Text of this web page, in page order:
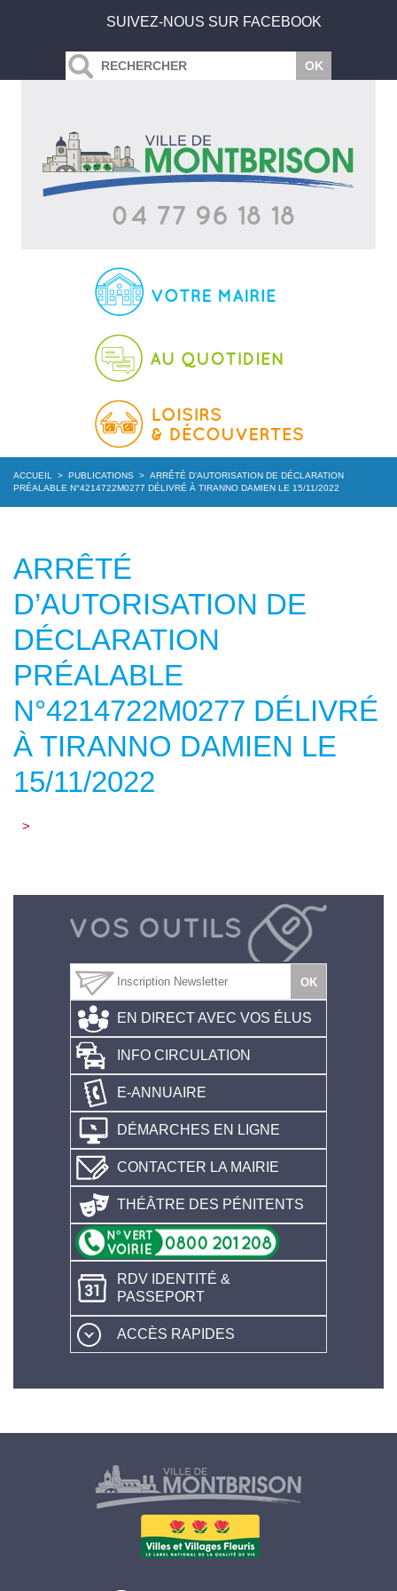
SUIVEZ-NOUS SUR FACEBOOK
ACCUEIL > PUBLICATIONS > ARRÊTÉ D’AUTORISATION DE DÉCLARATION
PRÉALABLE N°4214722M0277 DÉLIVRÉ À TIRANNO DAMIEN LE 15/11/2022
ARRÊTÉ
D’AUTORISATION DE
DÉCLARATION
PRÉALABLE
N°4214722M0277 DÉLIVRÉ
À TIRANNO DAMIEN LE
15/11/2022
>
EN DIRECT AVEC VOS ÉLUS
INFO CIRCULATION
E-ANNUAIRE
DÉMARCHES EN LIGNE
CONTACTER LA MAIRIE
THÉÂTRE DES PÉNITENTS
RDV IDENTITÉ &
PASSEPORT
ACCÈS RAPIDES